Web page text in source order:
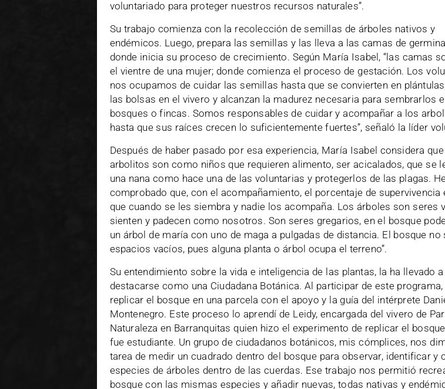
voluntariado para proteger nuestros recursos naturales”.
Su trabajo comienza con la recolección de semillas de árboles nativos y
endémicos. Luego, prepara las semillas y las lleva a las camas de
donde inicia su proceso de crecimiento. Según María Isabel, “las camas
el vientre de una mujer; donde comienza el proceso de gestación. Los
nos ocupamos de cuidar las semillas hasta que se convierten en
las bolsas en el vivero y alcanzan la madurez necesaria para sembrarlos
bosques o fincas. Somos responsables de cuidar y acompañar a los
hasta que sus raíces crecen lo suficientemente fuertes”, señaló la líder
Después de haber pasado por esa experiencia, María Isabel considera que
arbolitos son como niños que requieren alimento, ser acicalados, que se
una nana como hace una de las voluntarias y protegerlos de las plagas.
comprobado que, con el acompañamiento, el porcentaje de supervivencia
que cuando se les siembra y nadie los acompaña. Los árboles son seres
sienten y padecen como nosotros. Son seres gregarios, en el bosque
un árbol de maría con uno de maga a pulgadas de distancia. El bosque no
espacios vacíos, pues alguna planta o árbol ocupa el terreno”.
Su entendimiento sobre la vida e inteligencia de las plantas, la ha llevado a
destacarse como una Ciudadana Botánica. Al participar de este programa,
replicar el bosque en una parcela con el apoyo y la guía del intérprete
Montenegro. Este proceso lo aprendí de Leidy, encargada del vivero de
Naturaleza en Barranquitas quien hizo el experimento de replicar el
fue estudiante. Un grupo de ciudadanos botánicos, mis cómplices, nos
tarea de medir un cuadrado dentro del bosque para observar, identificar y
especies de árboles dentro de las cuerdas. Ese trabajo nos permitió
bosque con las mismas especies y añadir nuevas, todas nativas y